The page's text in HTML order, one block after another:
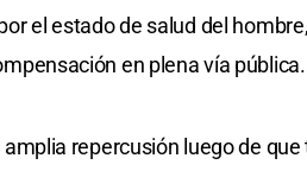
el estado de salud del
en plena vía pública.
amplia repercusión luego de